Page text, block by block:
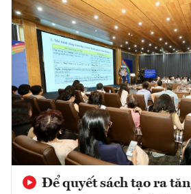
Để quyết sách tạo ra